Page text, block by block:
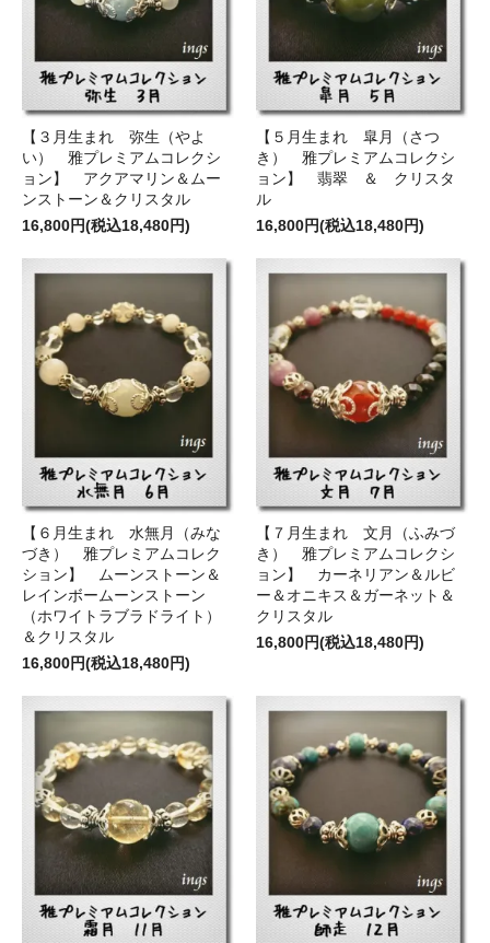
【３月生まれ 弥生（やよ
い） 雅プレミアムコレクシ
ョン】 アクアマリン＆ムー
ンストーン＆クリスタル
16,800円(税込18,480円)
【５月生まれ 皐月（さつ
き） 雅プレミアムコレクシ
ョン】 翡翠 ＆ クリスタ
ル
16,800円(税込18,480円)
【６月生まれ 水無月（みな
づき） 雅プレミアムコレク
ション】 ムーンストーン＆
レインボームーンストーン
（ホワイトラブラドライト）
＆クリスタル
16,800円(税込18,480円)
【７月生まれ 文月（ふみづ
き） 雅プレミアムコレクシ
ョン】 カーネリアン＆ルビ
ー＆オニキス＆ガーネット＆
クリスタル
16,800円(税込18,480円)